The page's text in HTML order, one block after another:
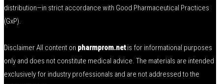
distribution—in strict accordance with Good Pharmaceutical Practices
(GxP).
Disclaimer All content on pharmprom.netis for informational purposes
only and does not constitute medical advice. The materials are intended
exclusively for industry professionals and are not addressed to the